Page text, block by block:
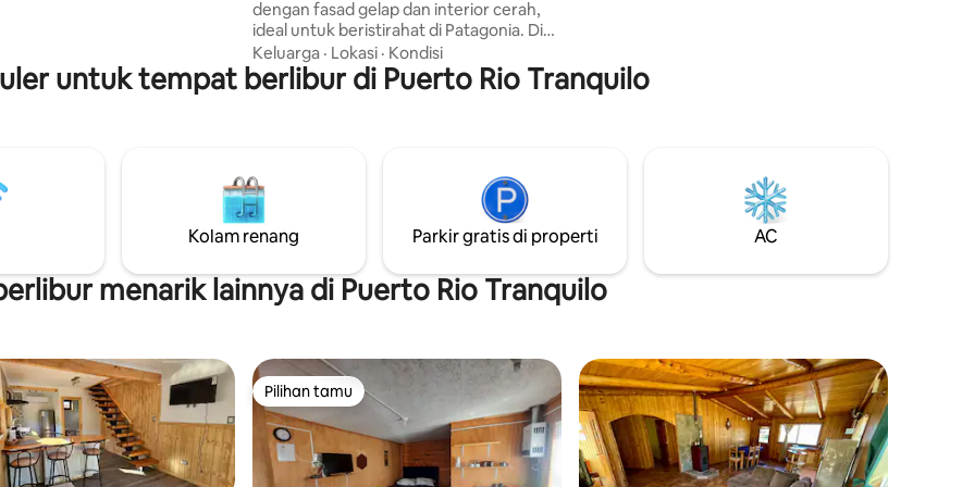
dengan fasad gelap dan interior cerah,
ideal untuk beristirahat di Patagonia. Di
musim dingin, lanskap ini tertutup salju; di
musim panas, hijau dan sungai di
dekatnya mengundang Anda untuk
malam yang dingin. Tanah ini luas dan
tenang, sangat cocok untuk beristirahat
setelah menjelajahi Carretera Austral
dan tempat-tempat di daerah ini.
Keluarga · Lokasi · Kondisi
untuk tempat berlibur di Puerto Rio Tranquilo
Kolam renang Parkir gratis di properti AC
menarik lainnya di Puerto Rio Tranquilo
Pilihan tamu
Pilihan tamu